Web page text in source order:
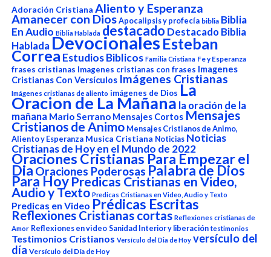
Adoración Cristiana Aliento y Esperanza
Amanecer con Dios Apocalipsis y profecía biblia Biblia
En Audio Biblia Hablada destacado Destacado Biblia
HabladaDevocionalesEsteban
Correa Estudios Biblicos Familia Cristiana Fe y Esperanza
frases cristianas Imagenes cristianas con frases Imagenes
Cristianas Con Versículos Imágenes Cristianas
Imágenes cristianas de aliento imágenes de Dios La
Oracion de La Mañana la oración de la
mañana Mario Serrano Mensajes Cortos Mensajes
Cristianos de Animo Mensajes Cristianos de Animo,
Aliento y Esperanza Musica Cristiana Noticias Noticias
Cristianas de Hoy en el Mundo de 2022
Oraciones Cristianas Para Empezar el
Dia Oraciones Poderosas Palabra de Dios
Para Hoy Predicas Cristianas en Video,
Audio y Texto Predicas Cristianas en Video, Audio y Texto
Predicas en Video Prédicas Escritas
Reflexiones Cristianas cortas Reflexiones cristianas de
Amor Reflexiones en video Sanidad Interior y liberación testimonios
Testimonios Cristianos Versículo del Dia de Hoy versículo del
día Versículo del Día de Hoy